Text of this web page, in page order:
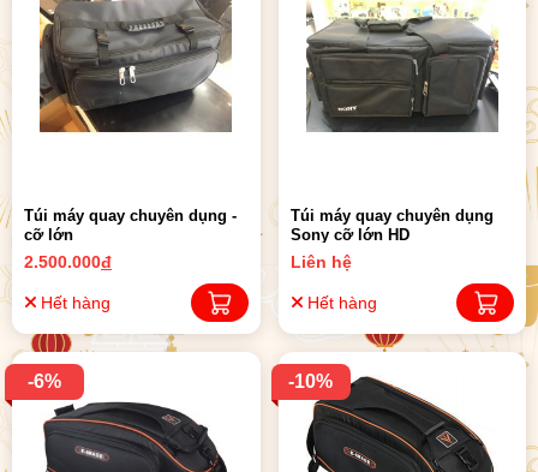
Túi máy quay chuyên dụng -
cỡ lớn
2.500.000đ
Hết hàng
Túi máy quay chuyên dụng
Sony cỡ lớn HD
Liên hệ
Hết hàng
-6% -10%